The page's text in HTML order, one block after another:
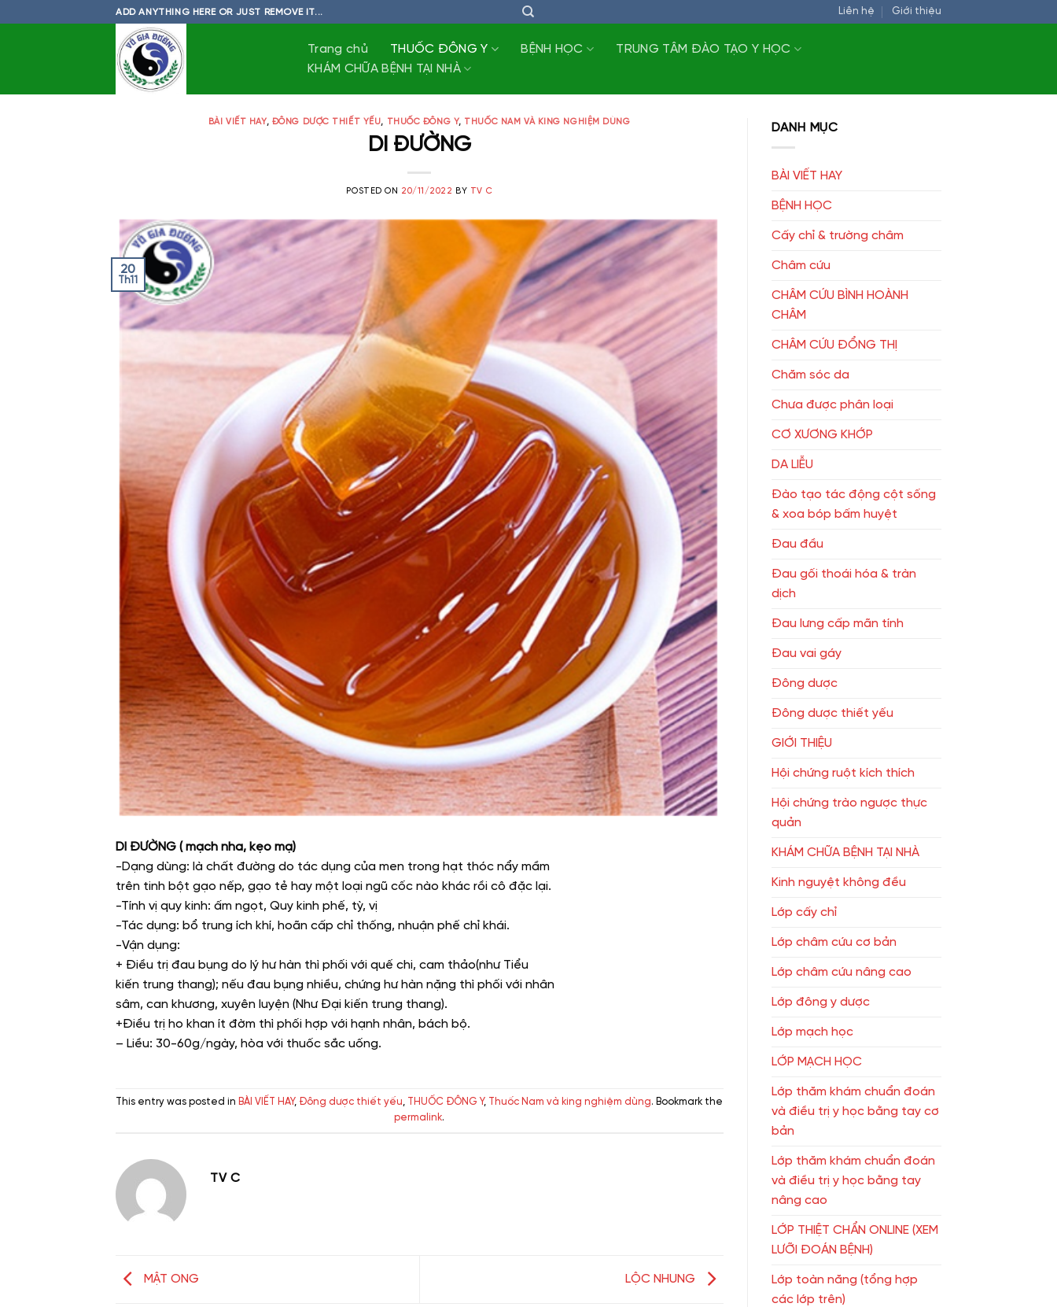
ADD ANYTHING HERE OR JUST REMOVE IT... Liên hệ Giới thiệu
Trang chủ THUỐC ĐÔNG Y BỆNH HỌC
TRUNG TÂM ĐÀO TẠO Y HỌC
KHÁM CHỮA BỆNH TẠI NHÀ
BÀI VIẾT HAY, ĐÔNG DƯỢC THIẾT YẾU, THUỐC ĐÔNG Y, THUỐC NAM VÀ KING NGHIỆM DÙNG
DI ĐƯỜNG
POSTED ON 20/11/2022 BY TV C
20
Th11
DI ĐƯỜNG ( mạch nha, kẹo mạ)
-Dạng dùng: là chất đường do tác dụng của men trong hạt thóc nẩy mầm
trên tinh bột gạo nếp, gạo tẻ hay một loại ngũ cốc nào khác rồi cô đặc lại.
-Tính vị quy kinh: ấm ngọt, Quy kinh phế, tỳ, vị
-Tác dụng: bổ trung ích khí, hoãn cấp chỉ thống, nhuận phế chỉ khái.
-Vận dụng:
+ Điều trị đau bụng do lý hư hàn thì phối với quế chi, cam thảo(như Tiểu
kiến trung thang); nếu đau bụng nhiều, chứng hư hàn nặng thì phối với nhân
sâm, can khương, xuyên luyện (Như Đại kiến trung thang).
+Điều trị ho khan ít đờm thì phối hợp với hạnh nhân, bách bộ.
– Liều: 30-60g/ngày, hòa với thuốc sắc uống.
This entry was posted in BÀI VIẾT HAY, Đông dược thiết yếu, THUỐC ĐÔNG Y, Thuốc Nam và king nghiệm dùng. Bookmark the
permalink.
TV C
MẬT ONG LỘC NHUNG
DANH MỤC
BÀI VIẾT HAY
BỆNH HỌC
Cấy chỉ & trường châm
Châm cứu
CHÂM CỨU BÌNH HOÀNH
CHÂM
CHÂM CỨU ĐỔNG THỊ
Chăm sóc da
Chưa được phân loại
CƠ XƯƠNG KHỚP
DA LIỄU
Đào tạo tác động cột sống
& xoa bóp bấm huyệt
Đau đầu
Đau gối thoái hóa & tràn
dịch
Đau lưng cấp mãn tính
Đau vai gáy
Đông dược
Đông dược thiết yếu
GIỚI THIỆU
Hội chứng ruột kích thích
Hội chứng trào ngược thực
quản
KHÁM CHỮA BỆNH TẠI NHÀ
Kinh nguyệt không đều
Lớp cấy chỉ
Lớp châm cứu cơ bản
Lớp châm cứu nâng cao
Lớp đông y dược
Lớp mạch học
LỚP MẠCH HỌC
Lớp thăm khám chuẩn đoán
và điều trị y học bằng tay cơ
bản
Lớp thăm khám chuẩn đoán
và điều trị y học bằng tay
nâng cao
LỚP THIỆT CHẨN ONLINE (XEM
LƯỠI ĐOÁN BỆNH)
Lớp toàn năng (tổng hợp
các lớp trên)